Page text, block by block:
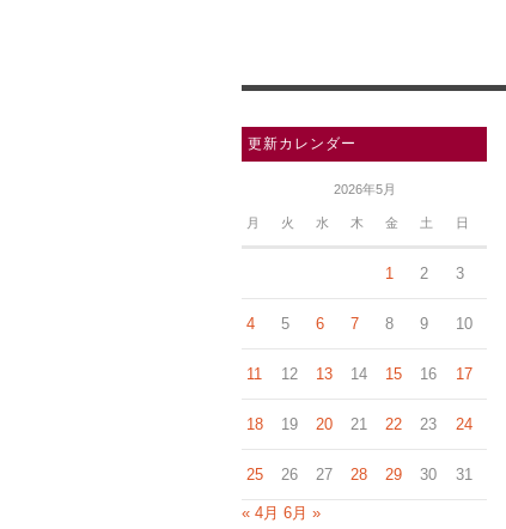
更新カレンダー
2026年5月
月 火 水 木 金 土 日
1 2 3
4 5 6 7 8 9 10
11 12 13 14 15 16 17
18 19 20 21 22 23 24
25 26 27 28 29 30 31
« 4月 6月 »